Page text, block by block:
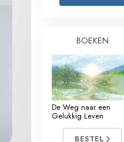
Hulpmiddelen bij het Dagelijks Werk
Ethiek en de Condities
De Oorzaak van Onderdrukking
Feitenonderzoek
BOEKEN
De Weg naar een
Gelukkig Leven
BESTEL